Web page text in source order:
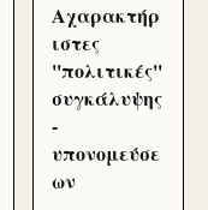
Αχαρακτήρ
ιστες
''πολιτικές''
συγκάλυψης
-
υπονομεύσε
ων